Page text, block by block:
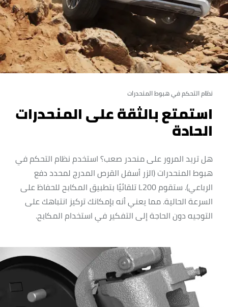
نظام التحكم في هبوط المنحدرات
استمتع بالثقة على المنحدرات
الحادة
هل تريد المرور على منحدر صعب؟ استخدم نظام التحكم في
هبوط المنحدرات (الزر أسفل القرص المدرج لمحدد دفع
الرباعي). ستقوم L200 تلقائيًا بتطبيق المكابح للحفاظ على
السرعة الحالية. مما يعني أنه بإمكانك تركيز انتباهك على
التوجيه دون الحاجة إلى التفكير في استخدام المكابح.